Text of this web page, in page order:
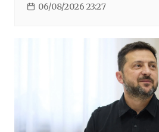
06/08/2026 23:27